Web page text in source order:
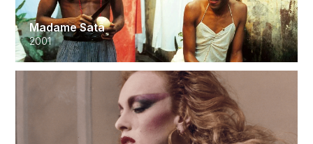
Madame Satã
2001